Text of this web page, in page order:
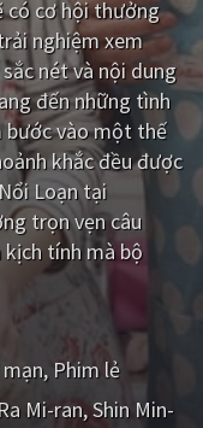
- Hồng Kông
có cơ hội thưởng
nghiệm xem
nét và nội dung
đến những tình
bước vào một thế
khắc đều được
Loạn tại
trọn vẹn câu
kịch tính mà bộ
Phim lẻ
Ra Mi-ran Shin Min-